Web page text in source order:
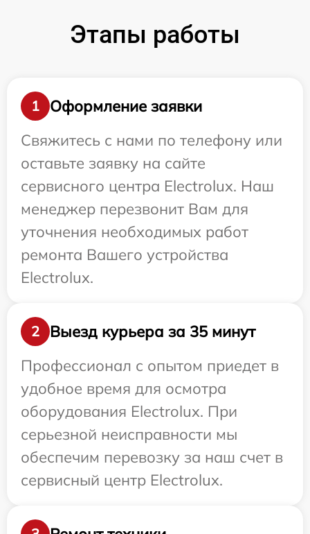
Этапы работы
1
Оформление заявки
Свяжитесь с нами по телефону или
оставьте заявку на сайте
сервисного центра Electrolux. Наш
менеджер перезвонит Вам для
уточнения необходимых работ
ремонта Вашего устройства
Electrolux.
2
Выезд курьера за 35 минут
Профессионал с опытом приедет в
удобное время для осмотра
оборудования Electrolux. При
серьезной неисправности мы
обеспечим перевозку за наш счет в
сервисный центр Electrolux.